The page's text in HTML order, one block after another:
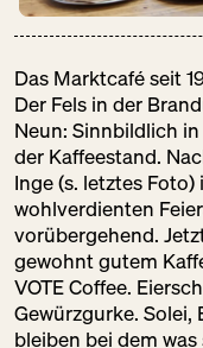
Das Marktcafé seit
Der Fels in der
Neun: Sinnbildlich
der Kaffeestand.
Inge (s. letztes
wohlverdienten
vorübergehend.
gewohnt gutem
VOTE Coffee.
Gewürzgurke. Solei,
bleiben bei dem